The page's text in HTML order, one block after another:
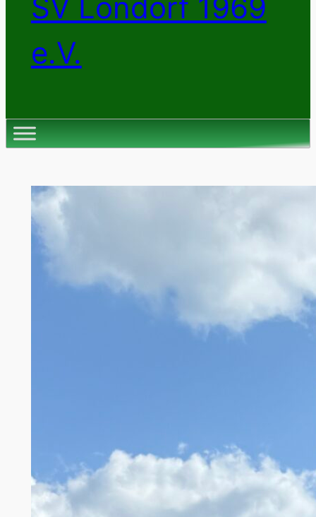
SV Londorf 1969
e.V.